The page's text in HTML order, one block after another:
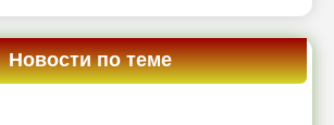
Новости по теме